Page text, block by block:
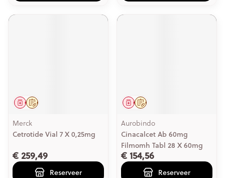
Op voorschrift
Geneesmiddel
Merck
Cetrotide Vial 7 X 0,25mg
€ 259,49
Reserveer
Op voorschrift
Geneesmiddel
Aurobindo
Cinacalcet Ab 60mg
Filmomh Tabl 28 X 60mg
€ 154,56
Reserveer